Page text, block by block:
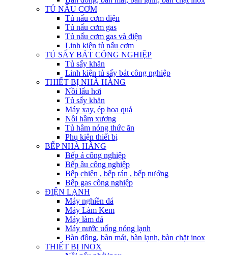
TỦ NẤU CƠM
Tủ nấu cơm điện
Tủ nấu cơm gas
Tủ nấu cơm gas và điện
Linh kiện tủ nấu cơm
TỦ SẤY BÁT CÔNG NGHIỆP
Tủ sấy khăn
Linh kiện tủ sấy bát công nghiệp
THIẾT BỊ NHÀ HÀNG
Nồi lẩu hơi
Tủ sấy khăn
Máy xay, ép hoa quả
Nồi hầm xương
Tủ hâm nóng thức ăn
Phụ kiện thiết bị
BẾP NHÀ HÀNG
Bếp á công nghiệp
Bếp âu công nghiệp
Bếp chiên , bếp rán , bếp nướng
Bếp gas công nghiệp
ĐIỆN LẠNH
Máy nghiền đá
Máy Làm Kem
Máy làm đá
Máy nước uống nóng lạnh
Bàn đông, bàn mát, bàn lạnh, bàn chặt inox
THIẾT BỊ INOX